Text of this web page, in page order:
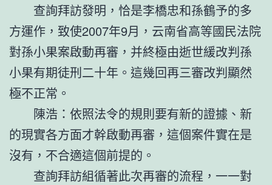
查詢拜訪發明，恰是李橋忠和孫鶴予的多
方運作，致使2007年9月，云南省高等國民法院
對孫小果案啟動再審，并終極由逝世緩改判孫
小果有期徒刑二十年。這幾回再三審改判顯然
極不正常。
陳浩：依照法令的規則要有新的證據、新
的現實各方面才幹啟動再審，這個案件實在是
沒有，不合適這個前提的。
查詢拜訪組循著此次再審的流程，一一對